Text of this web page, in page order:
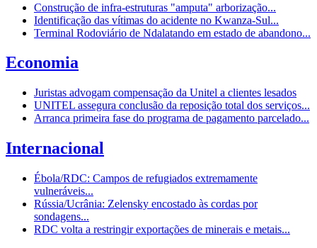
Construção de infra-estruturas "amputa" arborização...
Identificação das vítimas do acidente no Kwanza-Sul...
Terminal Rodoviário de Ndalatando em estado de abandono...
Economia
Juristas advogam compensação da Unitel a clientes lesados
UNITEL assegura conclusão da reposição total dos serviços...
Arranca primeira fase do programa de pagamento parcelado...
Internacional
Ébola/RDC: Campos de refugiados extremamente
vulneráveis...
Rússia/Ucrânia: Zelensky encostado às cordas por
sondagens...
RDC volta a restringir exportações de minerais e metais...